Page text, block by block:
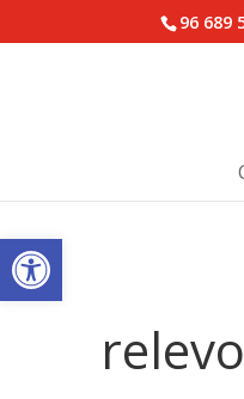
Abrir barra de herramientas
96 689